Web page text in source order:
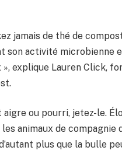
jamais de thé de
son activité microbienne
explique Lauren Click,
aigre ou pourri, jetez-le.
animaux de compagnie
plus que la bulle